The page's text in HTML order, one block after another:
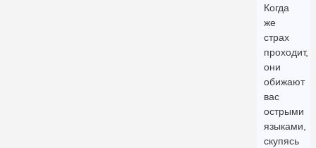
Когда
же
страх
проходит,
они
обижают
вас
острыми
языками,
скупясь